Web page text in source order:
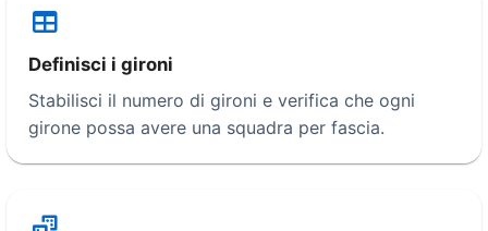
Definisci i gironi
Stabilisci il numero di gironi e verifica che ogni
girone possa avere una squadra per fascia.